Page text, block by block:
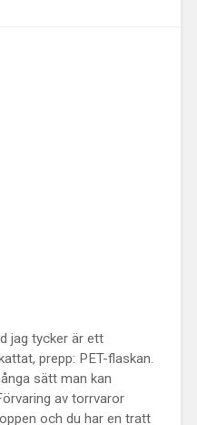
jag tycker är ett
prepp: PET-flaskan.
sätt man kan
av torrvaror
och du har en tratt